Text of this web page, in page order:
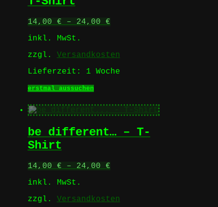
Produktseite
gewählt
14,00 € – 24,00 €
inkl. MwSt.
zzgl. Versandkosten
Lieferzeit: 1 Woche
erstmal aussuchenDieses
weist
mehrere
auf.
auf
werden
be different… – T-
Shirt
14,00 € – 24,00 €
inkl. MwSt.
zzgl. Versandkosten